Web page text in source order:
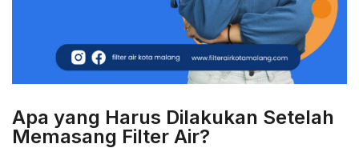
Apa yang Harus Dilakukan Setelah
Memasang Filter Air?